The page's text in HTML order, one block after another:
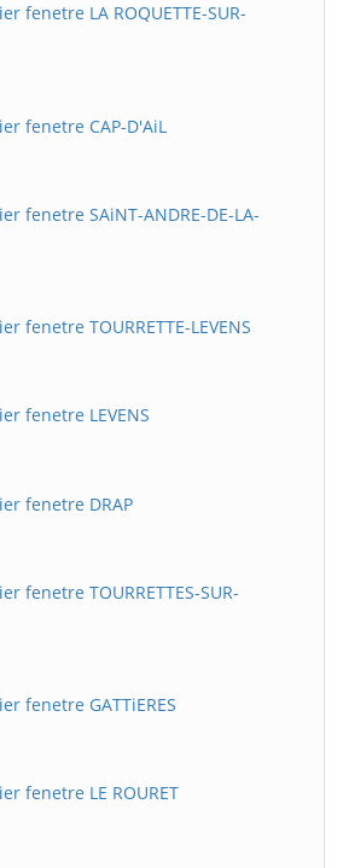
fenetre LA ROQUETTE-SUR-
fenetre CAP-D'AiL
fenetre SAiNT-ANDRE-DE-LA-
fenetre TOURRETTE-LEVENS
fenetre LEVENS
fenetre DRAP
fenetre TOURRETTES-SUR-
fenetre GATTiERES
fenetre LE ROURET